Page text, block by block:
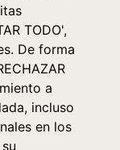
TODO',
De forma
a
incluso
en los